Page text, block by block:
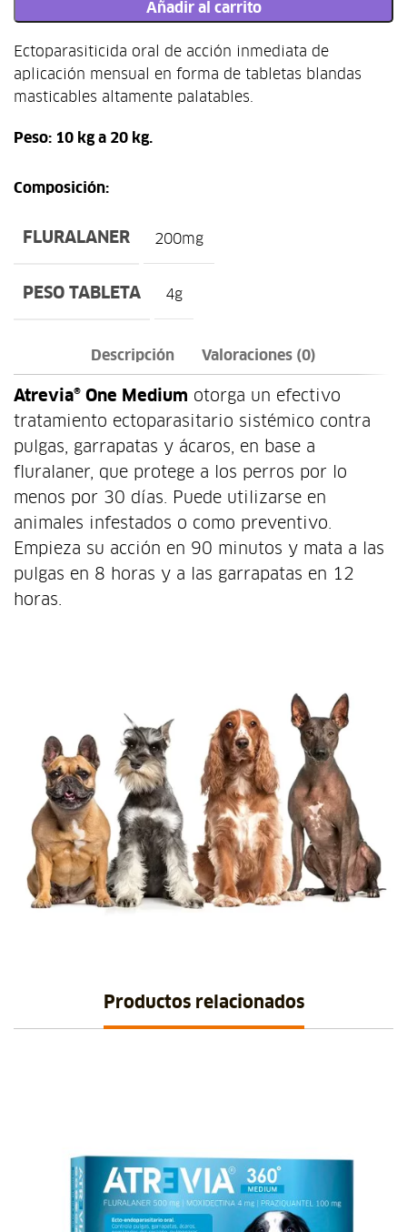
Añadir al carrito
Ectoparasiticida oral de acción inmediata de
aplicación mensual en forma de tabletas blandas
masticables altamente palatables.
Peso: 10 kg a 20 kg.
Composición:
FLURALANER 200mg
PESO TABLETA 4g
Descripción Valoraciones (0)
Atrevia® One Medium otorga un efectivo
tratamiento ectoparasitario sistémico contra
pulgas, garrapatas y ácaros, en base a
fluralaner, que protege a los perros por lo
menos por 30 días. Puede utilizarse en
animales infestados o como preventivo.
Empieza su acción en 90 minutos y mata a las
pulgas en 8 horas y a las garrapatas en 12
horas.
Productos relacionados